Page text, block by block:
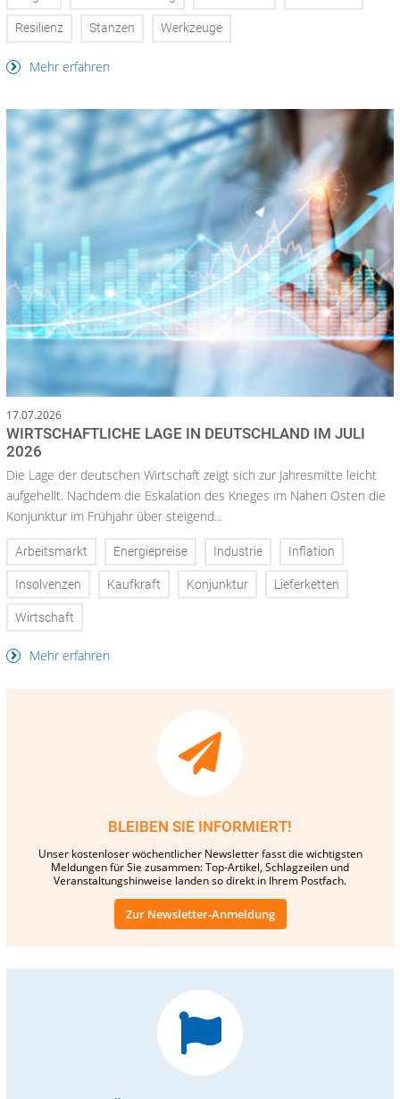
Resilienz Stanzen Werkzeuge
Mehr erfahren
17.07.2026
WIRTSCHAFTLICHE LAGE IN DEUTSCHLAND IM JULI
2026
Die Lage der deutschen Wirtschaft zeigt sich zur Jahresmitte leicht
aufgehellt. Nachdem die Eskalation des Krieges im Nahen Osten die
Konjunktur im Frühjahr über steigend...
Arbeitsmarkt Energiepreise Industrie Inflation
Insolvenzen Kaufkraft Konjunktur Lieferketten
Wirtschaft
Mehr erfahren
BLEIBEN SIE INFORMIERT!
Unser kostenloser wöchentlicher Newsletter fasst die wichtigsten
Meldungen für Sie zusammen: Top-Artikel, Schlagzeilen und
Veranstaltungshinweise landen so direkt in Ihrem Postfach.
Zur Newsletter-Anmeldung